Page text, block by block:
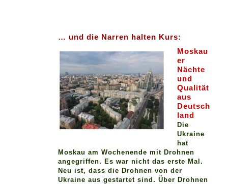
… und die Narren halten Kurs:
Moskau
er
Nächte
und
Qualität
aus
Deutsch
land
Die
Ukraine
hat
Moskau am Wochenende mit Drohnen
angegriffen. Es war nicht das erste Mal.
Neu ist, dass die Drohnen von der
Ukraine aus gestartet sind. Über Drohnen